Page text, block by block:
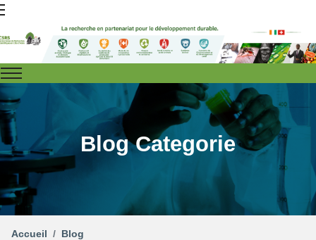
Blog Categorie
Accueil Blog